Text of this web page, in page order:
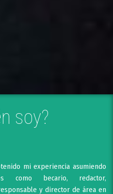
soy?
mi experiencia asumiendo
como becario, redactor,
y director de área en